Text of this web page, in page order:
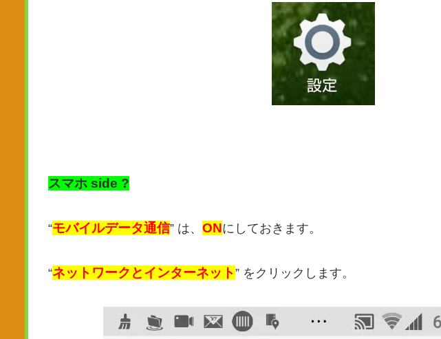
スマホ side ?
“モバイルデータ通信” は、 ONにしておきます。
“ネットワークとインターネット” をクリックします。